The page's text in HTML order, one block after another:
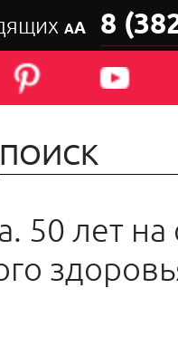
АА 8
50 лет на